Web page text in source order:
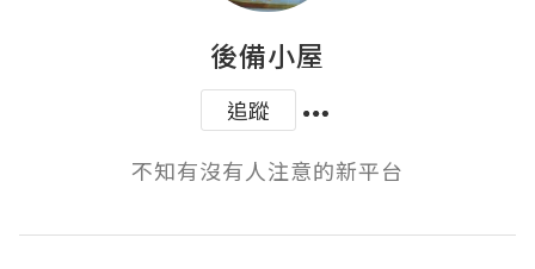
後備小屋
追蹤
不知有沒有人注意的新平台